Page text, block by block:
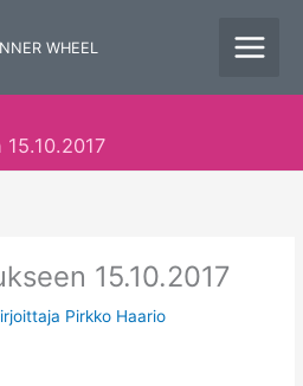
WHEEL
15.10.2017
Pirkko Haario